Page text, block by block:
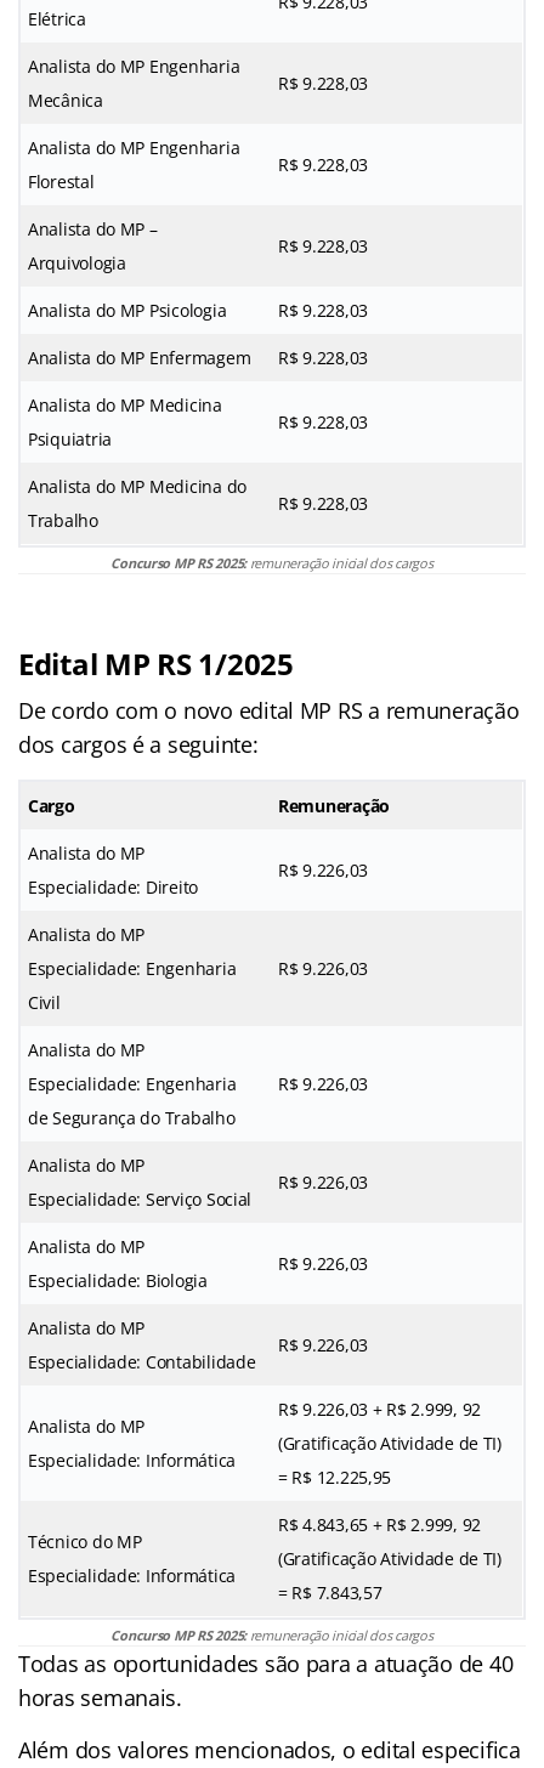
Elétrica
Analista do MP Engenharia
Mecânica
R$ 9.228,03
Analista do MP Engenharia
Florestal
R$ 9.228,03
Analista do MP –
Arquivologia
R$ 9.228,03
Analista do MP Psicologia R$ 9.228,03
Analista do MP Enfermagem R$ 9.228,03
Analista do MP Medicina
Psiquiatria
R$ 9.228,03
Analista do MP Medicina do
Trabalho
R$ 9.228,03
Concurso MP RS 2025:remuneração inicial dos cargos
Edital MP RS 1/2025
De cordo com o novo edital MP RS a remuneração
dos cargos é a seguinte:
Cargo Remuneração
Analista do MP
Especialidade: Direito
R$ 9.226,03
Analista do MP
Especialidade: Engenharia
Civil
R$ 9.226,03
Analista do MP
Especialidade: Engenharia
de Segurança do Trabalho
R$ 9.226,03
Analista do MP
Especialidade: Serviço Social
R$ 9.226,03
Analista do MP
Especialidade: Biologia
R$ 9.226,03
Analista do MP
Especialidade: Contabilidade
R$ 9.226,03
Analista do MP
Especialidade: Informática
R$ 9.226,03 + R$ 2.999, 92
(Gratificação Atividade de TI)
= R$ 12.225,95
Técnico do MP
Especialidade: Informática
R$ 4.843,65 + R$ 2.999, 92
(Gratificação Atividade de TI)
= R$ 7.843,57
Concurso MP RS 2025: remuneração inicial dos cargos
Todas as oportunidades são para a atuação de 40
horas semanais.
Além dos valores mencionados, o edital especifica